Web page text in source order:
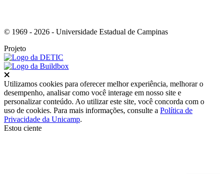
© 1969 - 2026 - Universidade Estadual de Campinas
Projeto
Utilizamos cookies para oferecer melhor experiência, melhorar o
desempenho, analisar como você interage em nosso site e
personalizar conteúdo. Ao utilizar este site, você concorda com o
uso de cookies. Para mais informações, consulte a Política de
Privacidade da Unicamp.
Estou ciente